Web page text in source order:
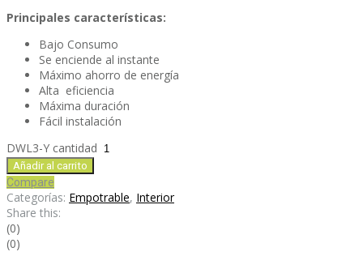
Principales características:
Bajo Consumo
Se enciende al instante
Máximo ahorro de energía
Alta eficiencia
Máxima duración
Fácil instalación
DWL3-Y cantidad
Añadir al carrito
Compare
Categorías: Empotrable, Interior
Share this:
(0)
(0)